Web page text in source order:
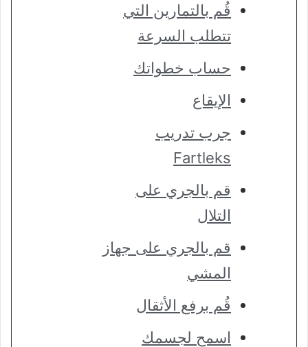
قُم بالتمارين التي
تتطلب السرعة
حساب خطواتك
الإيقاع
جرب تدريب
Fartleks
قم بالجري على
التلال
قم بالجري على جهاز
المشي
قُم برفع الأثقال
اسمح لجسمك